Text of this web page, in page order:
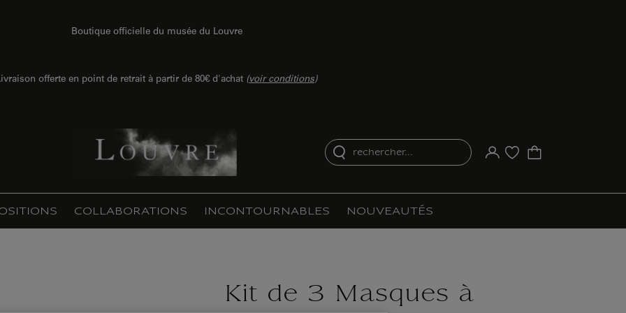
Boutique officielle du musée du Louvre
offerte en point de retrait à partir de 80€ d'achat (voir conditions)
rechercher...
Votre compte
Liste d'achat
COLLABORATIONS INCONTOURNABLES NOUVEAUTÉS
Kit de 3 Masques à